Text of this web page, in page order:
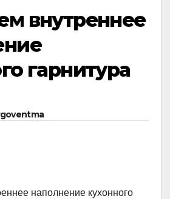
внутреннее
гарнитура
наполнение кухонного